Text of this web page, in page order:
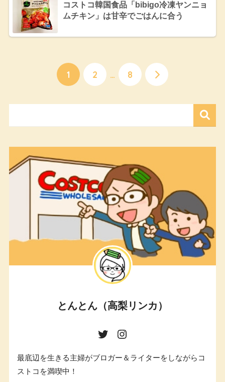
コストコ韓国食品「bibigo冷凍ヤンニョ
ムチキン」は甘辛でごはんに合う
1 2 … 8
とんとん（高梨リンカ）
最底辺を生きる主婦がブロガー＆ライターをしながらコ
ストコを満喫中！